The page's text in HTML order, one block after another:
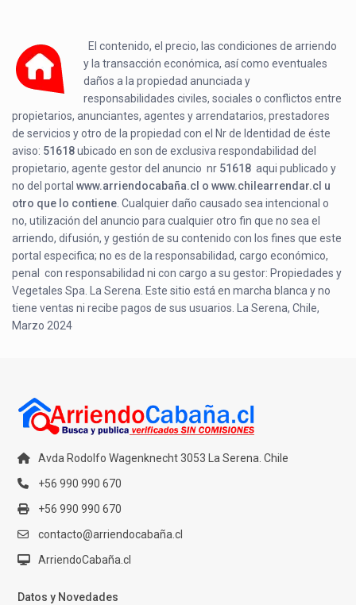
El contenido, el precio, las condiciones de arriendo
y la transacción económica, así como eventuales
daños a la propiedad anunciada y
responsabilidades civiles, sociales o conflictos entre
propietarios, anunciantes, agentes y arrendatarios, prestadores
de servicios y otro de la propiedad con el Nr de Identidad de éste
aviso: 51618ubicado enson de exclusiva respondabilidad del
propietario, agente gestor del anuncio nr 51618 aqui publicado y
no del portalwww.arriendocabaña.cl o www.chilearrendar.cl u
otro que lo contiene . Cualquier daño causado sea intencional o
no, utilización del anuncio para cualquier otro fin que no sea el
arriendo, difusión, y gestión de su contenido con los fines que este
portal especifica; no es de la responsabilidad, cargo económico,
penal con responsabilidad ni con cargo a su gestor: Propiedades y
Vegetales Spa. La Serena. Este sitio está en marcha blanca y no
tiene ventas ni recibe pagos de sus usuarios. La Serena, Chile,
Marzo 2024
Avda Rodolfo Wagenknecht 3053 La Serena. Chile
+56 990 990 670
+56 990 990 670
contacto@arriendocabaña.cl
ArriendoCabaña.cl
Datos y Novedades